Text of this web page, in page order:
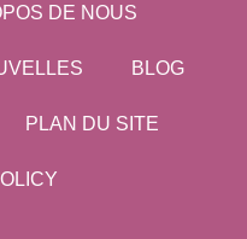
DE NOUS
BLOG
PLAN DU SITE